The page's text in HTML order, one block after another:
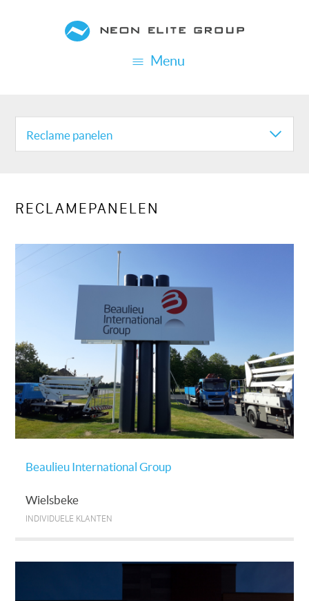
gaan
Menu
REALISATION
CATEGORIES
Reclame panelen
RECLAMEPANELEN
Beaulieu International Group
Wielsbeke
INDIVIDUELE KLANTEN